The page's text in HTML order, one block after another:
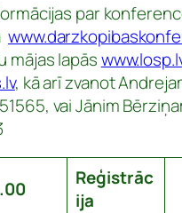
par
mājas lapās
, kā arī zvanot
vai Jānim
Reģistrāc
ija